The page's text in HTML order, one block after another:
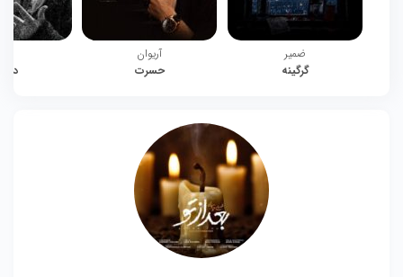
ضمیر
گرگینه
آریوان
حسرت